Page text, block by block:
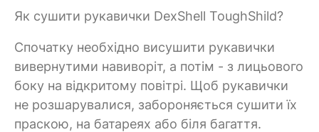
Як сушити рукавички DexShell ToughShild?
Спочатку необхідно висушити рукавички
вивернутими навиворіт, а потім - з лицьового
боку на відкритому повітрі. Щоб рукавички
не розшарувалися, забороняється сушити їх
праскою, на батареях або біля багаття.